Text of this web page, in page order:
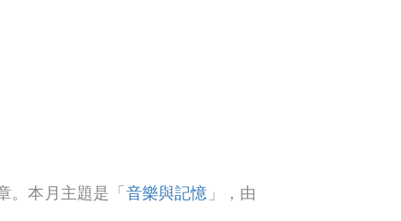
。本月主題是「音樂與記憶 」，由